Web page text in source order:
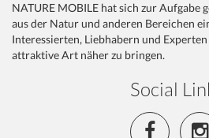
NATURE MOBILE hat sich zur Aufgabe
aus der Natur und anderen Bereichen
Interessierten, Liebhabern und
attraktive Art näher zu bringen.
Social